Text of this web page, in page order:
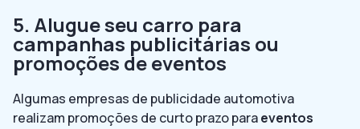
5. Alugue seu carro para
campanhas publicitárias ou
promoções de eventos
Algumas empresas de publicidade automotiva
realizam promoções de curto prazo paraeventos